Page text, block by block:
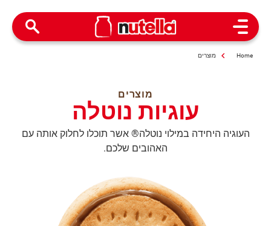
Home מוצרים
מוצרים
עוגיות נוטלה
העוגיה היחידה במילוי נוטלה® אשר תוכלו לחלוק אותה עם
האהובים שלכם.